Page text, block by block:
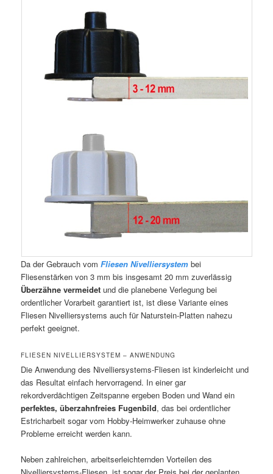
Da der Gebrauch vomFliesen Nivelliersystem bei
Fliesenstärken von 3 mm bis insgesamt 20 mm zuverlässig
Überzähne vermeidet und die planebene Verlegung bei
ordentlicher Vorarbeit garantiert ist, ist diese Variante eines
Fliesen Nivelliersystems auch für Naturstein-Platten nahezu
perfekt geeignet.
FLIESEN NIVELLIERSYSTEM – ANWENDUNG
Die Anwendung des Nivelliersystems-Fliesen ist kinderleicht und
das Resultat einfach hervorragend. In einer gar
rekordverdächtigen Zeitspanne ergeben Boden und Wand ein
perfektes, überzahnfreies Fugenbild, das bei ordentlicher
Estricharbeit sogar vom Hobby-Heimwerker zuhause ohne
Probleme erreicht werden kann.
Neben zahlreichen, arbeitserleichternden Vorteilen des